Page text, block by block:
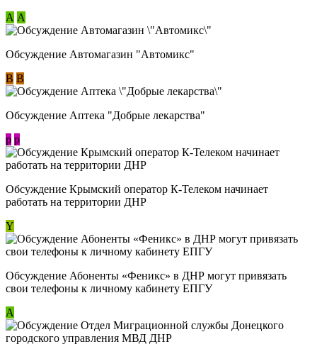
А А
Обсуждение Автомагазин "Автомикс"
В В
Обсуждение Аптека "Добрые лекарства"
p p
Обсуждение Крымский оператор К-Телеком начинает
работать на территории ДНР
Y
Обсуждение ​Абоненты «Феникс» в ДНР могут привязать
свои телефоны к личному кабинету ЕПГУ
А